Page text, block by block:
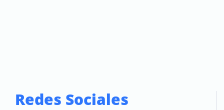
Redes Sociales